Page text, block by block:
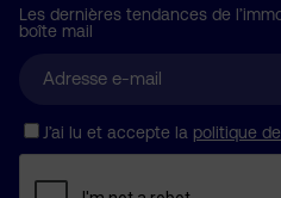
Les dernières tendances de
boîte mail
J’ai lu et accepte la politique